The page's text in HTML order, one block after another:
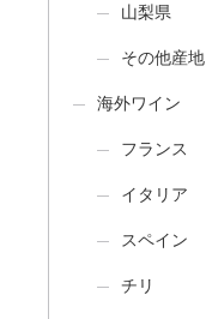
山梨県
その他産地
海外ワイン
フランス
イタリア
スペイン
チリ